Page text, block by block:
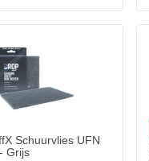
Schuurvlies UFN
Grijs